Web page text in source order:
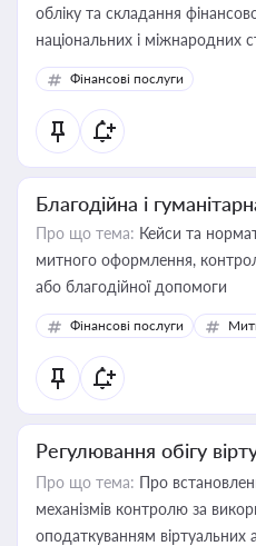
обліку та складання
національних і міжнародних
Фінансові послуги
Благодійна і
Про що тема: Кейси та
митного оформлення,
або благодійної допомоги
Фінансові послуги
Регулювання обігу
Про що тема: Про
механізмів контролю за
оподаткуванням віртуальних